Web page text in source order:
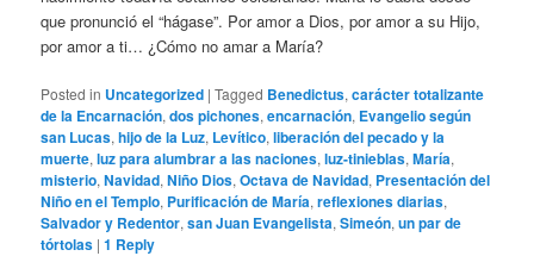
que pronunció el “hágase”. Por amor a Dios, por amor a su Hijo,
por amor a ti… ¿Cómo no amar a María?
Posted in Uncategorized |Tagged Benedictus,carácter totalizante
de la Encarnación,dos pichones,encarnación, Evangelio según
san Lucas,hijo de la Luz, Levítico,liberación del pecado y la
muerte,luz para alumbrar a las naciones,luz-tinieblas,María,
misterio,Navidad,Niño Dios,Octava de Navidad, Presentación del
Niño en el Templo, Purificación de María,reflexiones diarias,
Salvador y Redentor,san Juan Evangelista,Simeón,un par de
tórtolas |1 Reply